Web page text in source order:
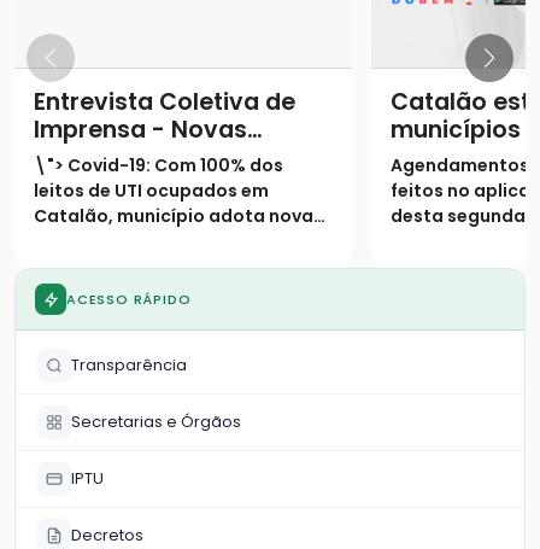
Entrevista Coletiva de
Imprensa - Novas
medidas restritivas
Covid-19
\"> Covid-19: Com 100% dos
leitos de UTI ocupados em
Catalão, município adota novas
exemplo do que vive o mundo e a
maior parte dos estados
brasileiros, cresce
Goias, o número de casos co
Catalão
municípios
terão
massa por
Agendamentos
feitos no
desta segunda-
semana, dia 17
ACESSO RÁPIDO
Transparência
Secretarias e Órgãos
IPTU
Decretos